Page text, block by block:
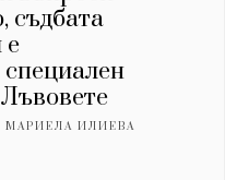
съдбата
е
специален
МАРИЕЛА ИЛИЕВА